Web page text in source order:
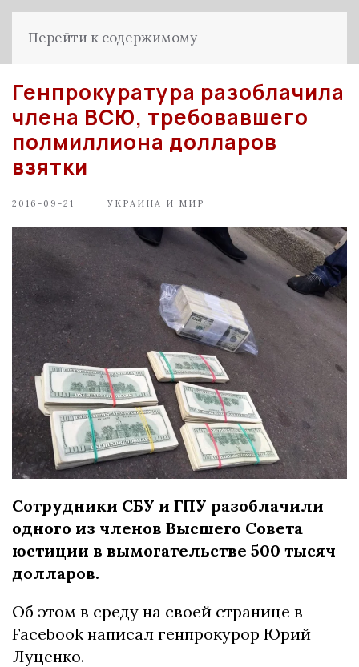
Перейти к содержимому
Генпрокуратура разоблачила
члена ВСЮ, требовавшего
полмиллиона долларов
взятки
2016-09-21 УКРАИНА И МИР
Сотрудники СБУ и ГПУ разоблачили
одного из членов Высшего Совета
юстиции в вымогательстве 500 тысяч
долларов.
Об этом в среду на своей странице в
Facebook написал генпрокурор Юрий
Луценко.